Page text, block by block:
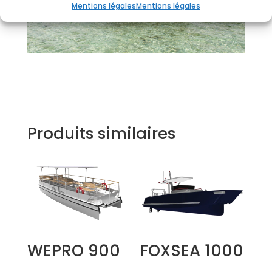
Mentions légalesMentions légales
Produits similaires
WEPRO 900 FOXSEA 1000